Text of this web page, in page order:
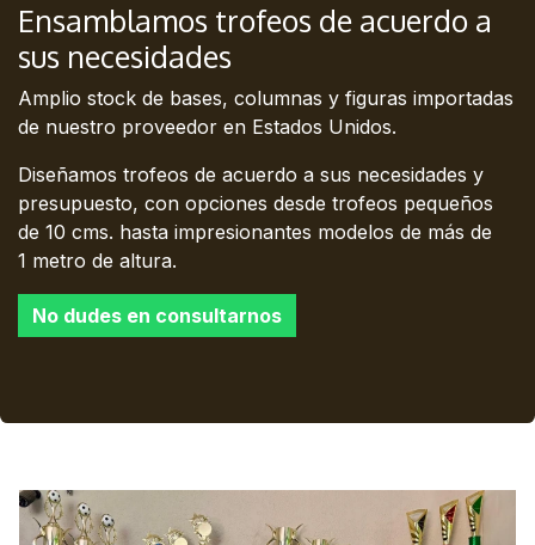
Ensamblamos trofeos de acuerdo a
sus necesidades
Amplio stock de bases, columnas y figuras importadas
de nuestro proveedor en Estados Unidos.
Diseñamos trofeos de acuerdo a sus necesidades y
presupuesto, con opciones desde trofeos pequeños
de 10 cms. hasta impresionantes modelos de más de
1 metro de altura.
No dudes en consultarnos